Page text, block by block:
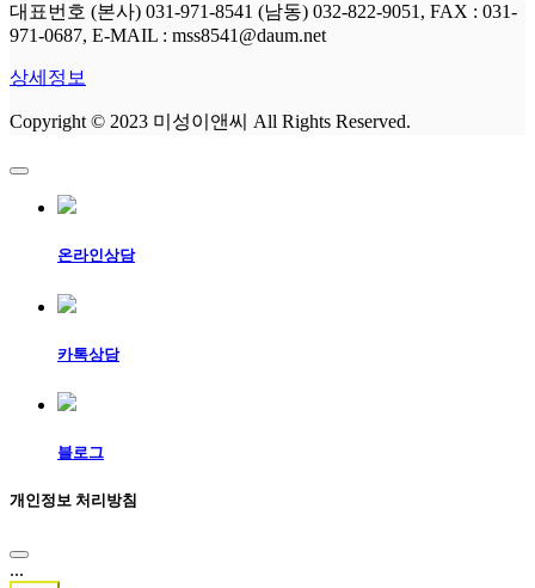
대표번호 (본사) 031-971-8541 (남동) 032-822-9051, FAX : 031-
971-0687, E-MAIL : mss8541@daum.net
상세정보
Copyright © 2023 미성이앤씨 All Rights Reserved.
온라인상담
카톡상담
블로그
개인정보 처리방침
...